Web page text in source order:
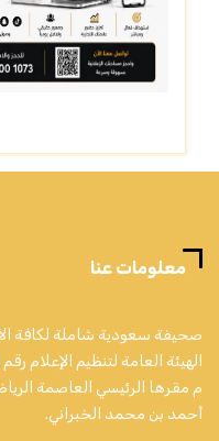
معلومات عنا
صحيفة سعودية شاملة لكافة
م مقرها الرئيسي العاصمة
أحمد بن محمد الخبراني.